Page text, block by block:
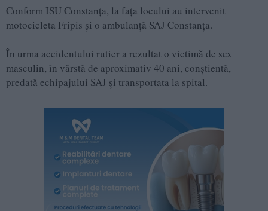
Conform ISU Constanța, la fața locului au intervenit
motocicleta Fripis și o ambulanță SAJ Constanța.
În urma accidentului rutier a rezultat o victimă de sex
masculin, în vârstă de aproximativ 40 ani, conștientă,
predată echipajului SAJ și transportata la spital.